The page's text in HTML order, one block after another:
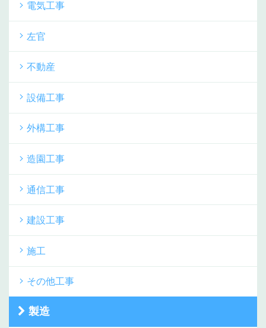
電気工事
左官
不動産
設備工事
外構工事
造園工事
通信工事
建設工事
施工
その他工事
製造